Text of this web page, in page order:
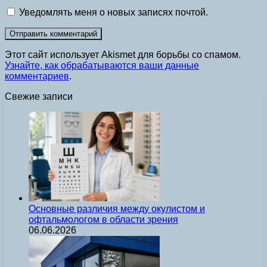
Уведомлять меня о новых записях почтой.
Этот сайт использует Akismet для борьбы со спамом.
Узнайте, как обрабатываются ваши данные
комментариев.
Свежие записи
Основные различия между окулистом и
офтальмологом в области зрения
06.06.2026